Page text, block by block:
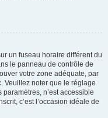
un fuseau horaire différent du
le panneau de contrôle de
votre zone adéquate, par
Veuillez noter que le réglage
n’est accessible
c’est l’occasion idéale de